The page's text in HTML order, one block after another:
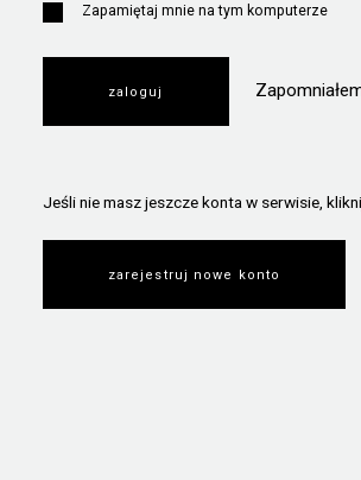
Zapamiętaj mnie na tym komputerze
Jeśli nie masz jeszcze konta w serwisie,
zarejestruj nowe konto